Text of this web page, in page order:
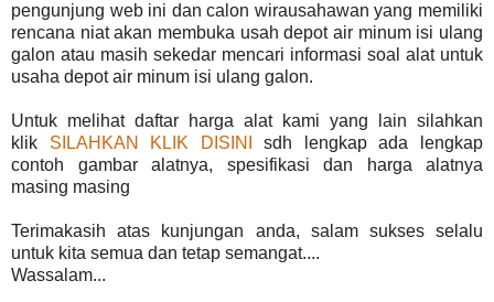
pengunjung web ini dan calon wirausahawan yang memiliki
rencana niat akan membuka usah depot air minum isi ulang
galon atau masih sekedar mencari informasi soal alat untuk
usaha depot air minum isi ulang galon.
Untuk melihat daftar harga alat kami yang lain silahkan
klik SILAHKAN KLIK DISINI
sdh lengkap ada lengkap
contoh gambar alatnya, spesifikasi dan harga alatnya
masing masing
Terimakasih atas kunjungan anda, salam sukses selalu
untuk kita semua dan tetap semangat....
Wassalam...